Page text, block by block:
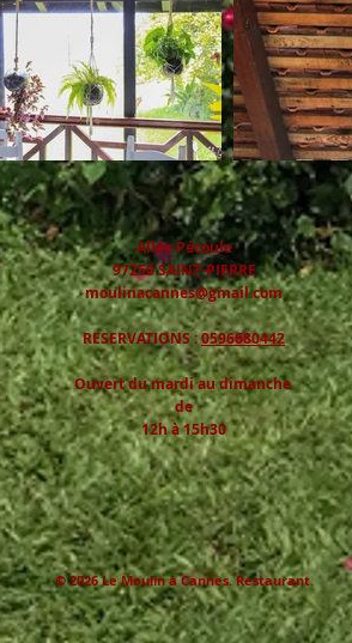
Allée Pécoule
97250 SAINT-PIERRE
moulinacannes@gmail.com
RESERVATIONS :0596680442
Ouvert du mardi au dimanche
de
12h à 15h30
© 2026 Le Moulin à Cannes. Restaurant.